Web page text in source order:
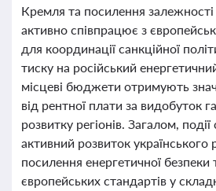
Кремля та посилення
активно співпрацює з
для координації санкційної
тиску на російський
місцеві бюджети отримують
від рентної плати за видобуток
розвитку регіонів. Загалом, події
активний розвиток українського
посилення енергетичної безпеки
європейських стандартів у